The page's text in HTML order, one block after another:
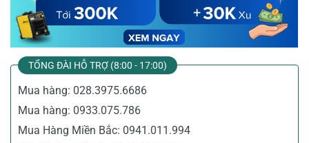
TỔNG ĐÀI HỖ TRỢ (8:00 - 17:00)
Mua hàng: 028.3975.6686
Mua hàng: 0933.075.786
Mua Hàng Miền Bắc: 0941.011.994